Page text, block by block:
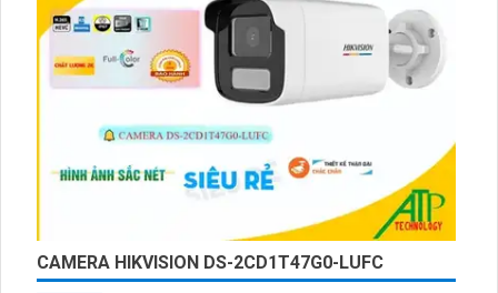
CAMERA HIKVISION DS-2CD1T47G0-LUFC